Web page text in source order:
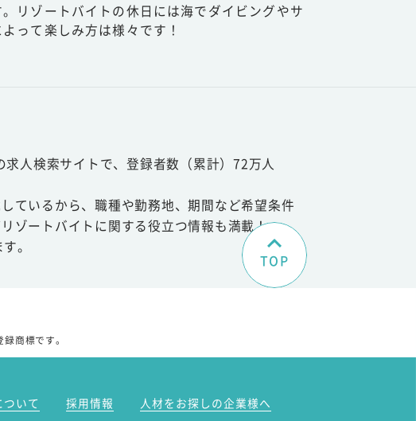
リゾートバイトの休日には海でダイビングやサ
って楽しみ方は様々です！
人検索サイトで、登録者数（累計）72万人
ているから、職種や勤務地、期間など希望条件
ゾートバイトに関する役立つ情報も満載！
。
TOP
商標です。
いて 採用情報
人材をお探しの企業様へ